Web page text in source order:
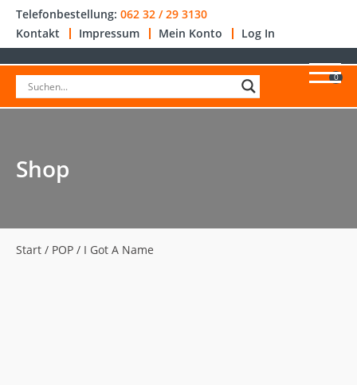
Telefonbestellung: 062 32 / 29 3130
Kontakt
Impressum Mein Konto Log In
0
Shop
Start / POP / I Got A Name